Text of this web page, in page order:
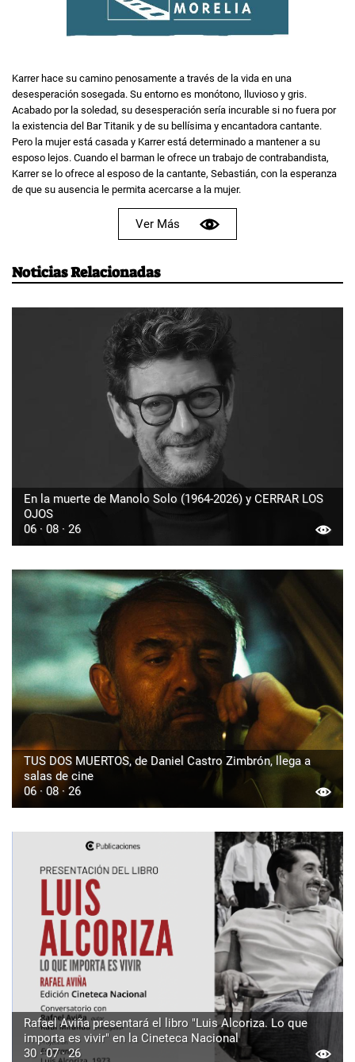
Karrer hace su camino penosamente a través de la vida en una
desesperación sosegada. Su entorno es monótono, lluvioso y gris.
Acabado por la soledad, su desesperación sería incurable si no fuera por
la existencia del Bar Titanik y de su bellísima y encantadora cantante.
Pero la mujer está casada y Karrer está determinado a mantener a su
esposo lejos. Cuando el barman le ofrece un trabajo de contrabandista,
Karrer se lo ofrece al esposo de la cantante, Sebastián, con la esperanza
de que su ausencia le permita acercarse a la mujer.
Ver Más
Noticias Relacionadas
En la muerte de Manolo Solo (1964-2026) y CERRAR LOS
OJOS
06 · 08 · 26
TUS DOS MUERTOS, de Daniel Castro Zimbrón, llega a
salas de cine
06 · 08 · 26
Rafael Aviña presentará el libro "Luis Alcoriza. Lo que
importa es vivir" en la Cineteca Nacional
30 · 07 · 26